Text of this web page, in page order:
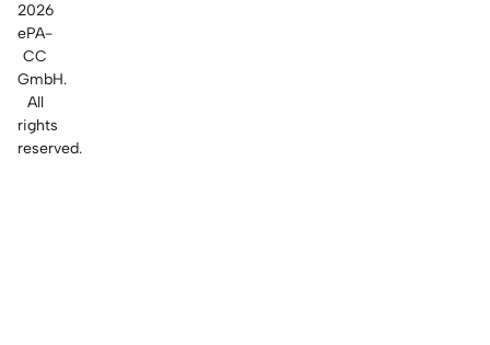
2026
ePA-
CC
GmbH.
All
rights
reserved.